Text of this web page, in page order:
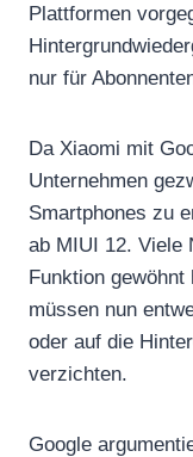
Plattformen
nur für
Da Xiaomi mit
Unternehmen
Smartphones zu
ab MIUI 12. Viele
Funktion
müssen nun
oder auf die
verzichten.
Google